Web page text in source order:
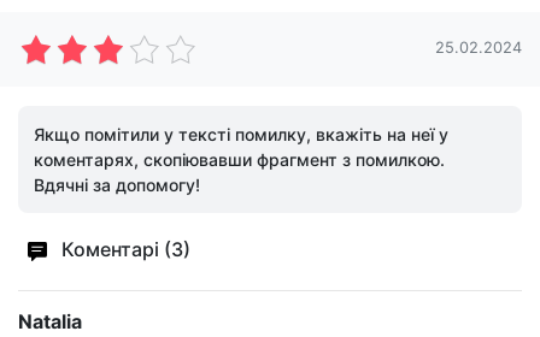
25.02.2024
Якщо помітили у тексті помилку, вкажіть на неї у
коментарях, скопіювавши фрагмент з помилкою.
Вдячні за допомогу!
Коментарі (3)
Natalia